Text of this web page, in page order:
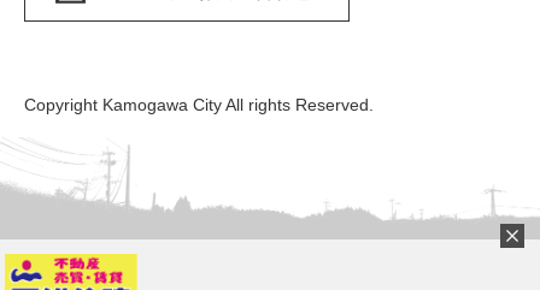
Copyright Kamogawa City All rights Reserved.